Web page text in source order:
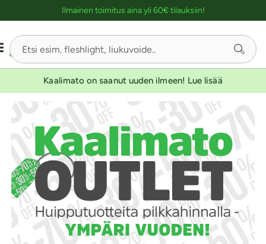
Ilmainen toimitus aina yli 60€ tilauksiin!
Kaalimato on saanut uuden ilmeen! Lue lisää